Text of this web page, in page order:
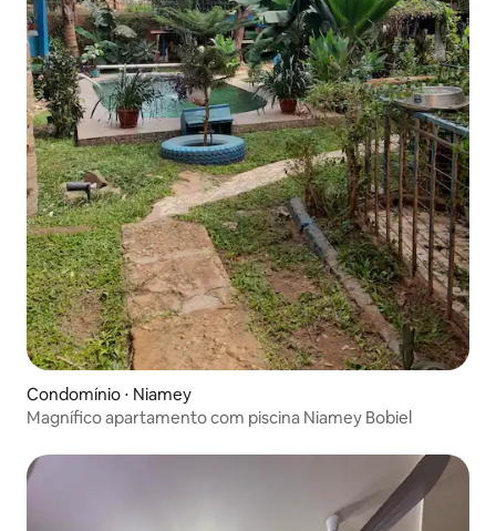
Condomínio ⋅ Niamey
Magnífico apartamento com piscina Niamey Bobiel